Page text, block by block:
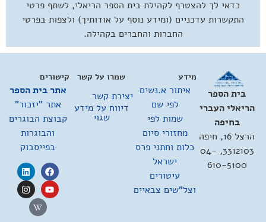
כדאי לך להצטרף לקהילת בית הספר הריאלי, לשתף פרטי
התקשרות עדכניים (ומידע נוסף על אודותיך) ולצפות בפרטי
החברות והחברים בקהילה.
בית הספר
הריאלי העברי
בחיפה
הרצל 16, חיפה
3312103, 04-
610-5100
מידע
איתור א.נשים
לפי שם
שמות לפי
מחזורי סיום
כלות וחתני פרס
ישראל
עיטורים
וצל"שים צבאיים
קישורים
אתר בית הספר
אתר "יזכור"
קבוצת הבוגרים
והבוגרות
בפייסבוק
שמרו על קשר
יצירת קשר
דיווח על מידע
שגוי